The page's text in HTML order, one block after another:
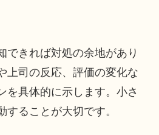
できれば対処の余地があり
上司の反応、評価の変化な
を具体的に示します。小さ
することが大切です。